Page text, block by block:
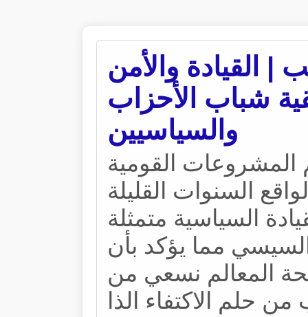
القيادة والأمن
تنسيقية شباب الأحزاب
والسياسيين
المشروعات القومية
السنوات القليلة
السياسية متمثلة
مما يؤكد بأن
المعالم نسعي من
من حلم الاكتفاء الذا